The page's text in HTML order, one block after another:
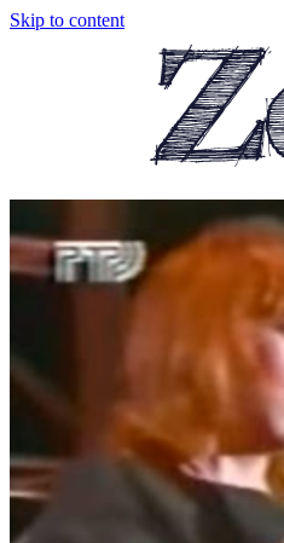
Skip to content